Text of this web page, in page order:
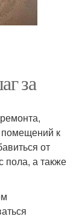
за
помещений к
от
пола, а также